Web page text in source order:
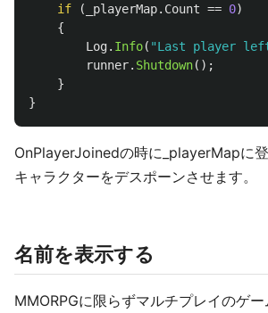
if ( _playerMap. Count == 0)
{
Log. Info( "Last player
runner. Shutdown();
}
}
OnPlayerJoinedの時に_playerMapに
キャラクターをデスポーンさせます。
名前を表示する
MMORPGに限らずマルチプレイのゲ